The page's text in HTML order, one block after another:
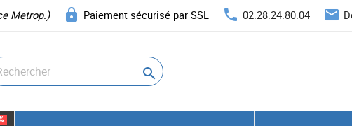
Metrop.) lock Paiement sécurisé par SSL phone 02.28.24.80.04 email
